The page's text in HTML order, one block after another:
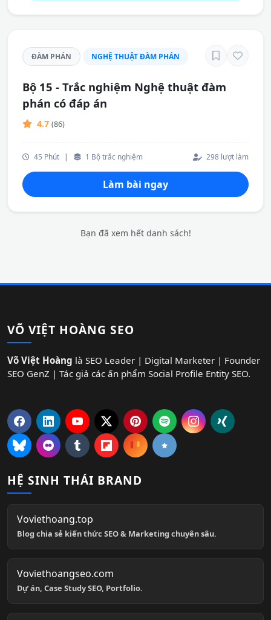
ĐÀM PHÁN NGHỆ THUẬT ĐÀM PHÁN
Bộ 15 - Trắc nghiệm Nghệ thuật đàm
phán có đáp án
4.7 (86)
45 Phút | 1 Bộ trắc nghiệm 298 lượt làm
Làm bài ngay
Bạn đã xem hết danh sách!
VÕ VIỆT HOÀNG SEO
Võ Việt Hoàng là SEO Leader | Digital Marketer | Founder
SEO GenZ | Tác giả các ấn phẩm Social Profile Entity SEO.
HỆ SINH THÁI BRAND
Voviethoang.top
Blog chia sẻ kiến thức SEO & Marketing chuyên sâu.
Voviethoangseo.com
Dự án, Case Study SEO, Portfolio.